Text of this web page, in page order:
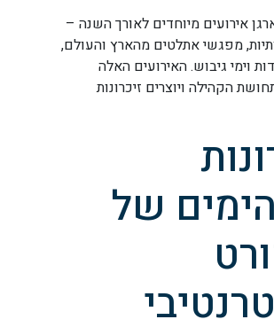
אירועים מיוחדים לאורך השנה –
מפגשי אתלטים מהארץ והעולם,
וימי גיבוש. האירועים האלה
הקהילה ויוצרים זיכרונות
של